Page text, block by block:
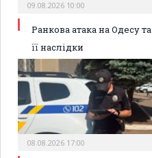
09.08.2026 10:00
Ранкова атака на Одесу та
її наслідки
08.08.2026 17:00